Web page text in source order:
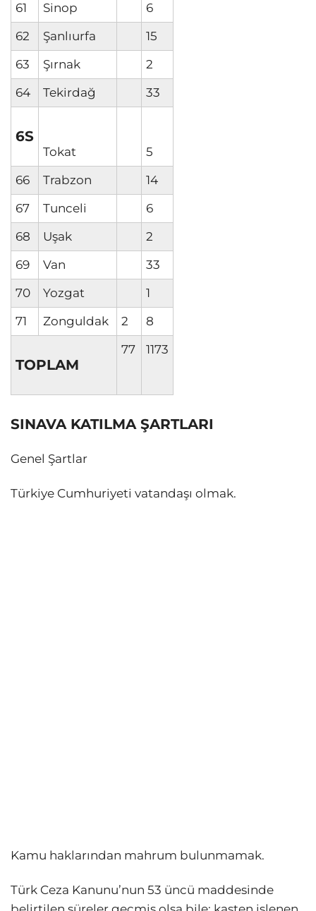
61
Sinop
6
62
Şanlıurfa
15
63
Şırnak
2
64
Tekirdağ 33
6S
Tokat
5
66
Trabzon
14
67
Tunceli
6
68
Uşak
2
69
Van
33
70
Yozgat
1
71
Zonguldak 2 8
TOPLAM
77 1173
SINAVA KATILMA ŞARTLARI
Genel Şartlar
Türkiye Cumhuriyeti vatandaşı olmak.
Kamu haklarından mahrum bulunmamak.
Türk Ceza Kanunu’nun 53 üncü maddesinde